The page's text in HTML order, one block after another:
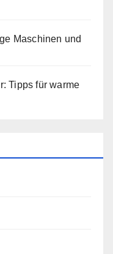
Maschinen und
Tipps für warme